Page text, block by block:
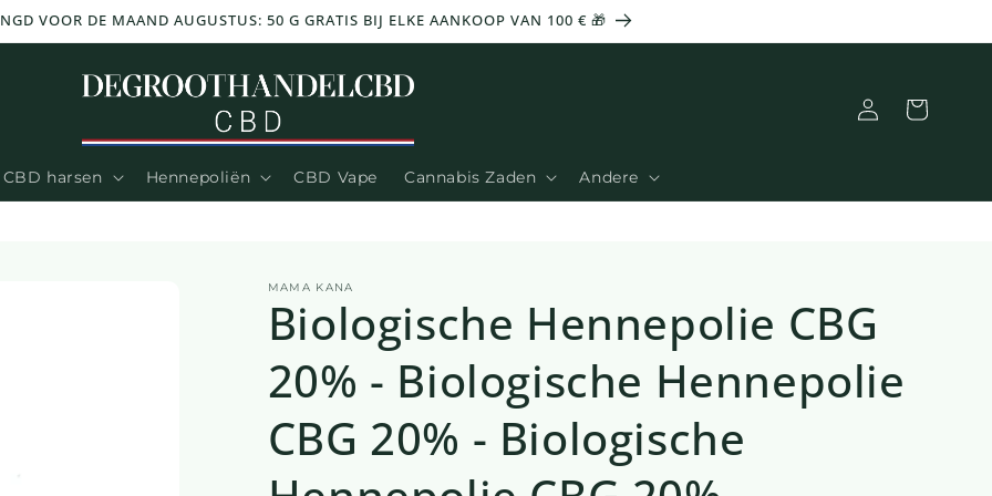
VOOR DE MAAND AUGUSTUS: 50 G GRATIS BIJ ELKE AANKOOP VAN 100 € 🎁
CBD harsen Hennepoliën CBD Vape Cannabis Zaden Andere
AansluitingMand
MAMA KANA
Biologische Hennepolie CBG
20% - Biologische Hennepolie
CBG 20% - Biologische